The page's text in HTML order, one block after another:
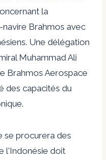
la
Brahmos avec
Une délégation
Muhammad Ali
Brahmos Aerospace
des capacités du
se procurera des
l'Indonésie doit